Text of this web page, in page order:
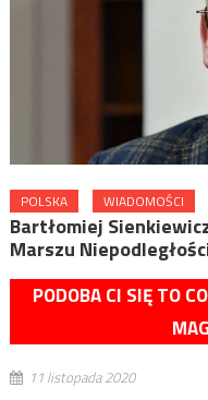
POLSKA WIADOMOŚCI
Bartłomiej
Marszu
PODOBA CI SIĘ TO
11 listopada 2020